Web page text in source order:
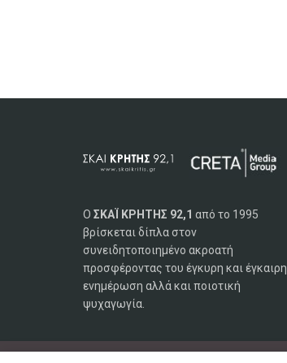
Ο ΣΚΑΪ ΚΡΗΤΗΣ 92,1 από το 1995
βρίσκεται δίπλα στον
συνειδητοποιημένο ακροατή
προσφέροντας του έγκυρη και έγκαιρη
ενημέρωση αλλά και ποιοτική
ψυχαγωγία.